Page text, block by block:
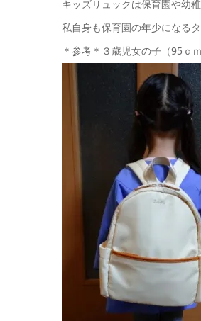
キッズリュックは保育園や幼
私自身も保育園の年少になる
＊参考＊３歳児女の子（95ｃｍ